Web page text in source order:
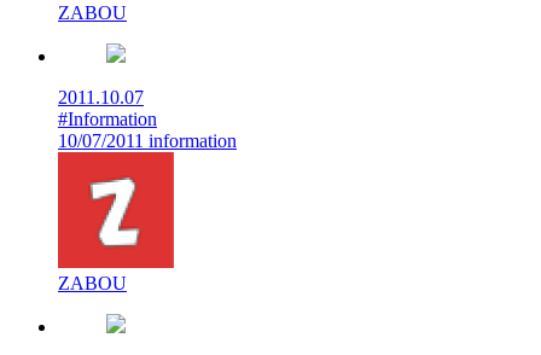
ZABOU
2011.10.07
#Information
10/07/2011 information
ZABOU